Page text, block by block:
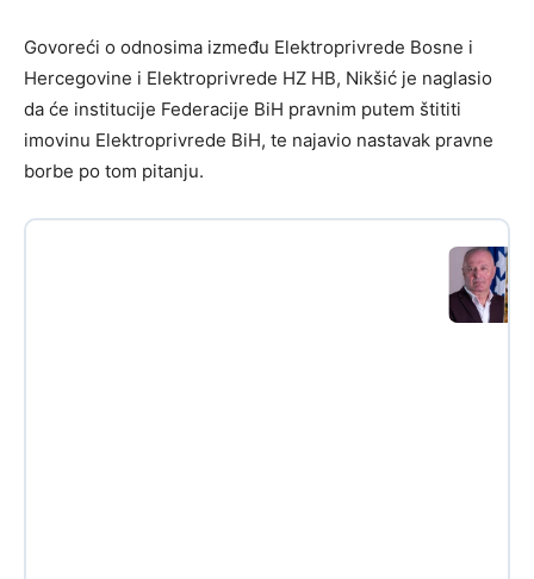
Govoreći o odnosima između Elektroprivrede Bosne i
Hercegovine i Elektroprivrede HZ HB, Nikšić je naglasio
da će institucije Federacije BiH pravnim putem štititi
imovinu Elektroprivrede BiH, te najavio nastavak pravne
borbe po tom pitanju.